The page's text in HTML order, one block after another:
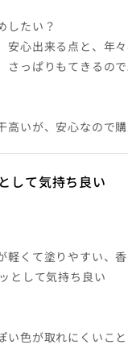
したい？
安心出来る点と、年々
さっぱりもてきるの
高いが、安心なので購
して気持ち良い
軽くて塗りやすい、
として気持ち良い
い色が取れにくいこ